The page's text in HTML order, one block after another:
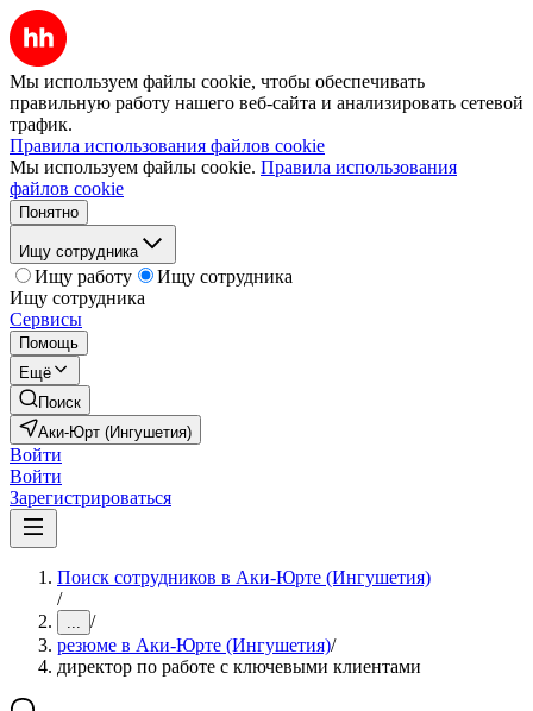
Мы используем файлы cookie, чтобы обеспечивать
правильную работу нашего веб-сайта и анализировать сетевой
трафик.
Правила использования файлов cookie
Мы используем файлы cookie. Правила использования
файлов cookie
Понятно
Ищу сотрудника
Ищу работу
Ищу сотрудника
Ищу сотрудника
Сервисы
Помощь
Ещё
Поиск
Аки-Юрт (Ингушетия)
Войти
Войти
Зарегистрироваться
Поиск сотрудников в Аки-Юрте (Ингушетия)
/
... /
резюме в Аки-Юрте (Ингушетия)/
директор по работе с ключевыми клиентами